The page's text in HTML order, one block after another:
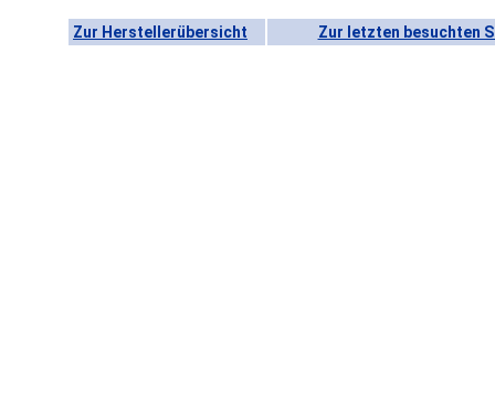
Zur Herstellerübersicht Zur letzten besuchten